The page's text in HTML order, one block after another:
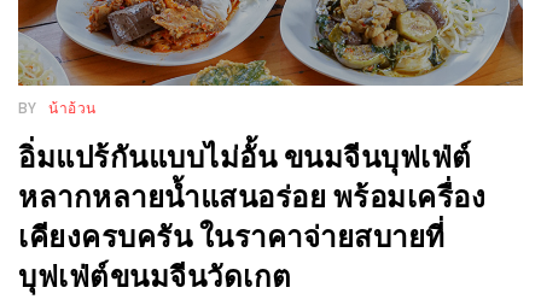
งบ
ไม่
อิ่ม
ชิ
ลล์
ไม่
BY น้าอ้วน
อิ่มแปร้กันแบบไม่อั้น ขนมจีนบุฟเฟ่ต์
หลากหลายน้ำแสนอร่อย พร้อมเครื่อง
เคียงครบครัน ในราคาจ่ายสบายที่
บุฟเฟ่ต์ขนมจีนวัดเกต